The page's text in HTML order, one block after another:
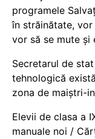
programele
în străinătate, vor
vor să se mute și
Secretarul de
tehnologică
zona de maiștri-
Elevii de clasa a
manuale noi /